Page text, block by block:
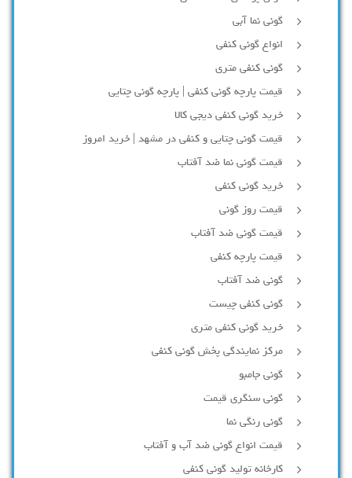
گونی نما آبی
انواع گونی کنفی
گونی کنفی متری
قیمت پارچه گونی کنفی | پارچه گونی چتایی
خرید گونی کنفی دیجی کالا
قیمت گونی چتایی و کنفی در مشهد | خرید امروز
قیمت گونی نما ضد آفتاب
خرید گونی کنفی
قیمت روز گونی
قیمت گونی ضد آفتاب
قیمت پارچه کنفی
گونی ضد آفتاب
گونی کنفی چیست
خرید گونی کنفی متری
مرکز نمایندگی پخش گونی کنفی
گونی جامبو
گونی سنگری قیمت
گونی رنگی نما
قیمت انواع گونی ضد آب و آفتاب
کارخانه تولید گونی کنفی